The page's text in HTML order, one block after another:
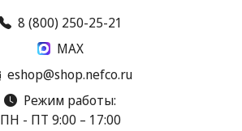
8 (800) 250-25-21
MAX
eshop@shop.nefco.ru
Режим работы:
ПН - ПТ 9:00 – 17:00